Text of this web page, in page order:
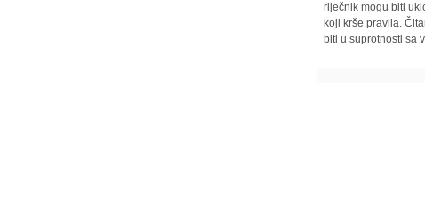
riječnik mogu biti
koji krše pravila.
biti u suprotnosti sa